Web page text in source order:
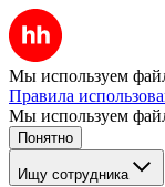
Мы используем
Правила
Мы используем
Понятно
Ищу сотрудника